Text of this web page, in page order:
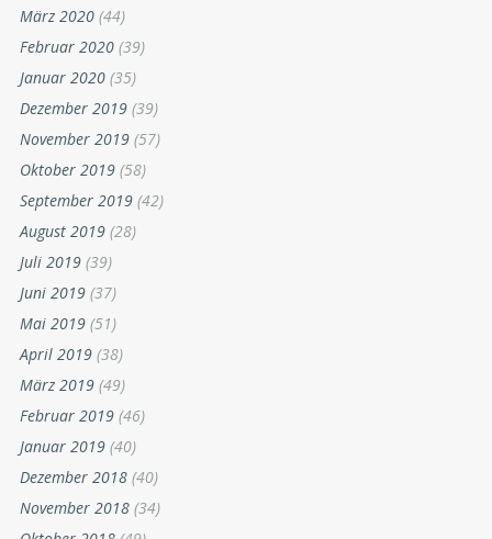
März 2020 (44)
Februar 2020 (39)
Januar 2020 (35)
Dezember 2019 (39)
November 2019 (57)
Oktober 2019 (58)
September 2019 (42)
August 2019 (28)
Juli 2019 (39)
Juni 2019 (37)
Mai 2019 (51)
April 2019 (38)
März 2019 (49)
Februar 2019 (46)
Januar 2019 (40)
Dezember 2018 (40)
November 2018 (34)